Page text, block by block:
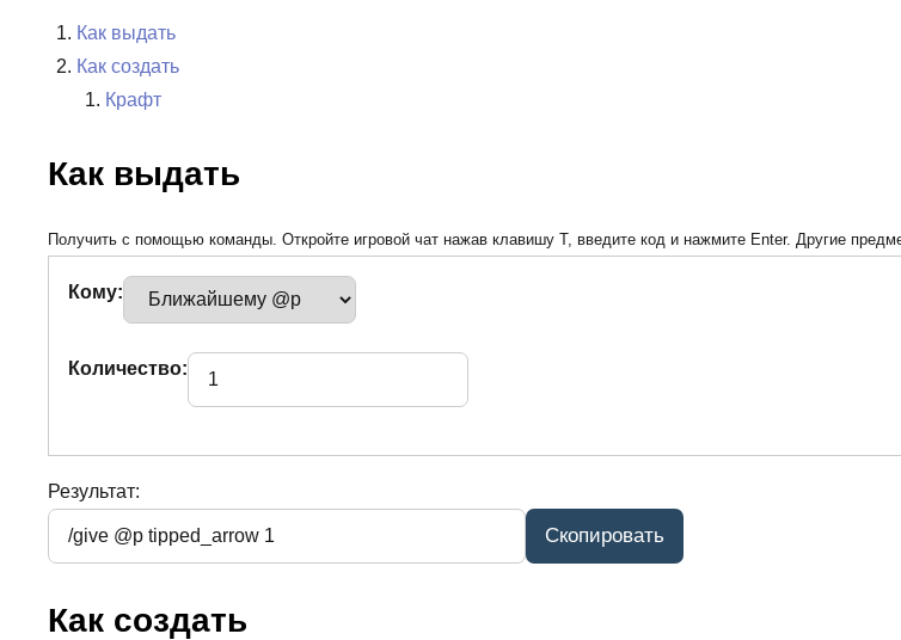
Как выдать
Как создать
Крафт
Как выдать
Получить с помощью команды. Откройте игровой чат нажав клавишу T, введите код и нажмите Enter. Другие
Кому:
Количество:
Результат:
Как создать